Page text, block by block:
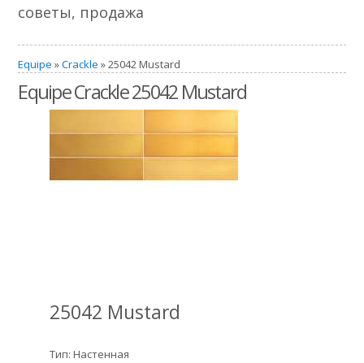
советы, продажа
Equipe »Crackle » 25042 Mustard
Equipe Crackle 25042 Mustard
25042 Mustard
Тип: Настенная